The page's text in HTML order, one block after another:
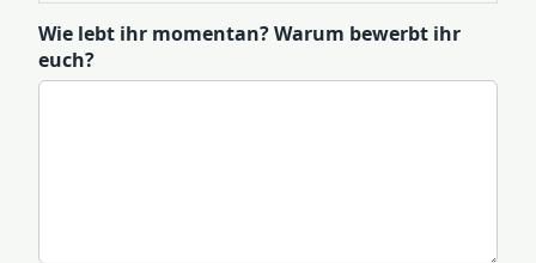
Wie lebt ihr momentan? Warum bewerbt ihr
euch?